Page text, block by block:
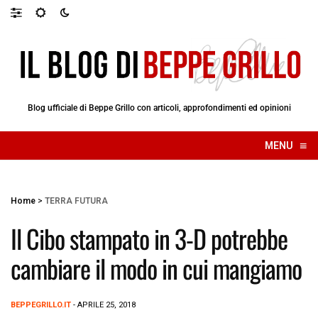
Blog ufficiale di Beppe Grillo con articoli, approfondimenti ed opinioni
MENU ≡
☰
Home > TERRA FUTURA
Il Cibo stampato in 3-D potrebbe
cambiare il modo in cui mangiamo
BEPPEGRILLO.IT - APRILE 25, 2018